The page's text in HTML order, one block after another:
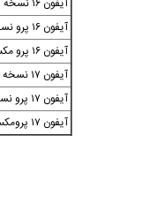
آیفون ۱۶ نسخه CH (۱۲۸ گیگابایت)
آیفون ۱۶ پرو نسخه ZAA (۲۵۶ گیگابایت)
آیفون ۱۶ پرو مکس نسخه ZAA (۲۵۶ گیگابایت)
آیفون ۱۷ نسخه CH (۲۵۶ گیگابایت)
آیفون ۱۷ پرو نسخه ZAA (۲۵۶ گیگابایت)
آیفون ۱۷ پرومکس نسخه ZAA (۲۵۶ گیگابایت)